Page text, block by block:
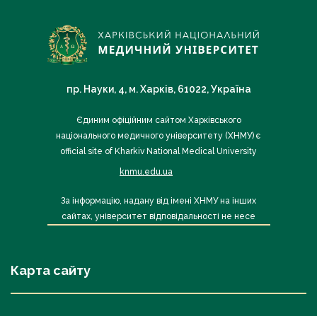
пр. Науки, 4, м. Харків, 61022, Україна
Єдиним офіційним сайтом Харківського
національного медичного університету (ХНМУ) є
official site of Kharkiv National Medical University
knmu.edu.ua
За інформацію, надану від імені ХНМУ на інших
сайтах, університет відповідальності не несе
Карта сайту